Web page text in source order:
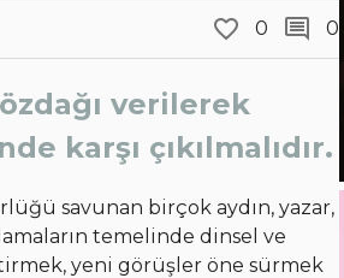
0 0
verilerek
karşı çıkılmalıdır.
savunan birçok aydın, yazar,
temelinde dinsel ve
yeni görüşler öne sürmek